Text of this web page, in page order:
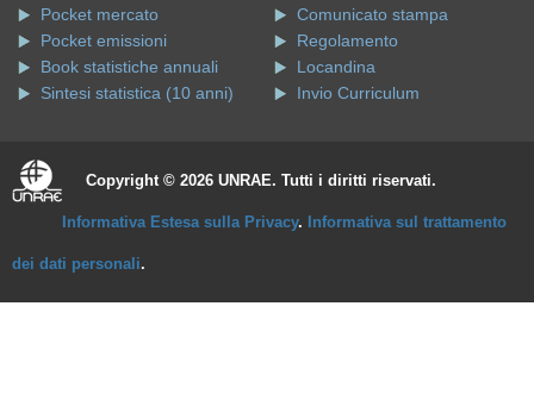
Pocket mercato
Pocket emissioni
Book statistiche annuali
Sintesi statistica (10 anni)
Comunicato stampa
Regolamento
Locandina
Invio Curriculum
Copyright © 2026 UNRAE. Tutti i diritti riservati.
Informativa Estesa sulla Privacy. Informativa sul trattamento
dei dati personali.